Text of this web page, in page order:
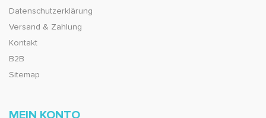
Datenschutzerklärung
Versand & Zahlung
Kontakt
B2B
Sitemap
MEIN KONTO